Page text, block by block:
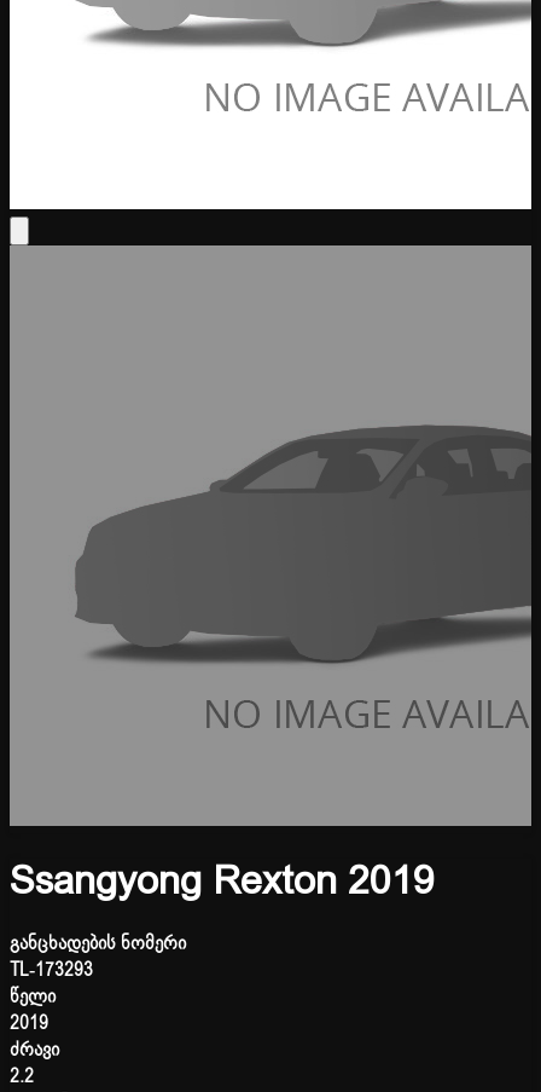
Ssangyong Rexton 2019
განცხადების ნომერი
TL-173293
წელი
2019
ძრავი
2.2